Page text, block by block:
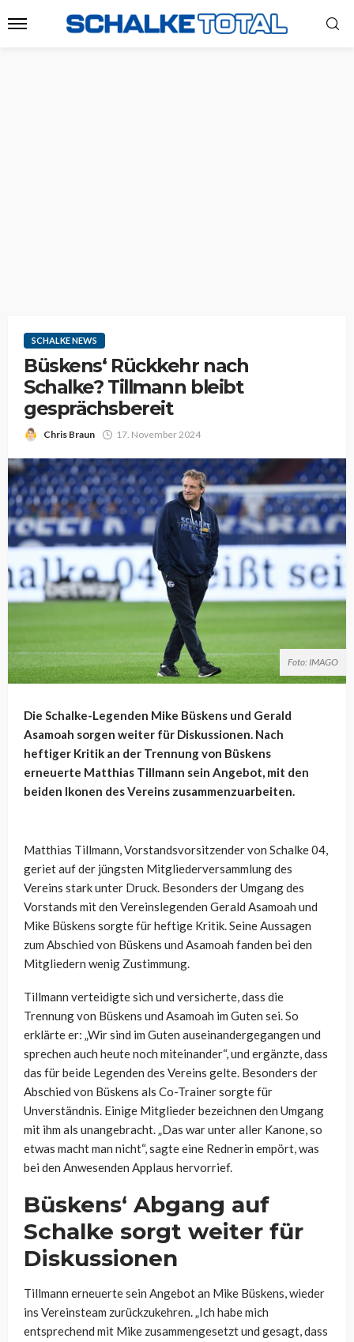
SCHALKE NEWS
Büskens‘ Rückkehr nach
Schalke? Tillmann bleibt
gesprächsbereit
Chris Braun 17. November 2024
Foto: IMAGO
Die Schalke-Legenden Mike Büskens und Gerald
Asamoah sorgen weiter für Diskussionen. Nach
heftiger Kritik an der Trennung von Büskens
erneuerte Matthias Tillmann sein Angebot, mit den
beiden Ikonen des Vereins zusammenzuarbeiten.
Matthias Tillmann, Vorstandsvorsitzender von Schalke 04,
geriet auf der jüngsten Mitgliederversammlung des
Vereins stark unter Druck. Besonders der Umgang des
Vorstands mit den Vereinslegenden Gerald Asamoah und
Mike Büskens sorgte für heftige Kritik. Seine Aussagen
zum Abschied von Büskens und Asamoah fanden bei den
Mitgliedern wenig Zustimmung.
Tillmann verteidigte sich und versicherte, dass die
Trennung von Büskens und Asamoah im Guten sei. So
erklärte er: „Wir sind im Guten auseinandergegangen und
sprechen auch heute noch miteinander“, und ergänzte, dass
das für beide Legenden des Vereins gelte. Besonders der
Abschied von Büskens als Co-Trainer sorgte für
Unverständnis. Einige Mitglieder bezeichnen den Umgang
mit ihm als unangebracht. „Das war unter aller Kanone, so
etwas macht man nicht“, sagte eine Rednerin empört, was
bei den Anwesenden Applaus hervorrief.
Büskens‘ Abgang auf
Schalke sorgt weiter für
Diskussionen
Tillmann erneuerte sein Angebot an Mike Büskens, wieder
ins Vereinsteam zurückzukehren. „Ich habe mich
entsprechend mit Mike zusammengesetzt und gesagt, dass